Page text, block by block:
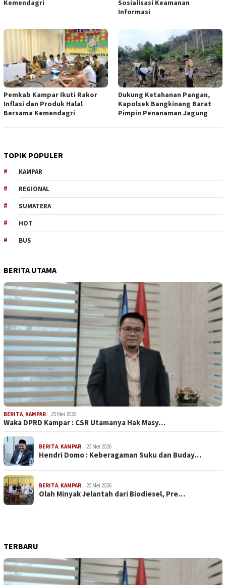
Kemendagri
Sosialisasi Keamanan
Informasi
Pemkab Kampar Ikuti Rakor
Inflasi dan Produk Halal
Bersama Kemendagri
Dukung Ketahanan Pangan,
Kapolsek Bangkinang Barat
Pimpin Penanaman Jagung
TOPIK POPULER
KAMPAR
REGIONAL
SUMATERA
HOT
BUS
BERITA UTAMA
BERITA, KAMPAR 25 Mei 2026
Waka DPRD Kampar : CSR Utamanya Hak Masy…
BERITA, KAMPAR 20 Mei 2026
Hendri Domo : Keberagaman Suku dan Buday…
BERITA, KAMPAR 20 Mei 2026
Olah Minyak Jelantah dari Biodiesel, Pre…
TERBARU